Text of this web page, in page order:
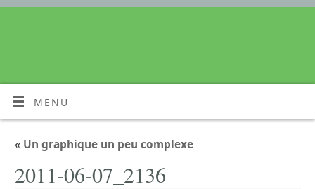
MENU
« Un graphique un peu complexe
2011-06-07_2136